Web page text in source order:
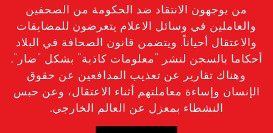
من يوجهون الانتقاد ضد الحكومة من الصحفين
والعاملين في وسائل الاعلام يتعرضون للمضايقات
والاعتقال أحياناً. ويتضمن قانون الصحافة في البلاد
أحكاما بالسجن لنشر "معلومات كاذبة" بشكل "ضار".
وهناك تقارير عن تعذيب المدافعين عن حقوق
الإنسان وإساءة معاملتهم أثناء الاعتقال، وعن حبس
النشطاء بمعزل عن العالم الخارجي.